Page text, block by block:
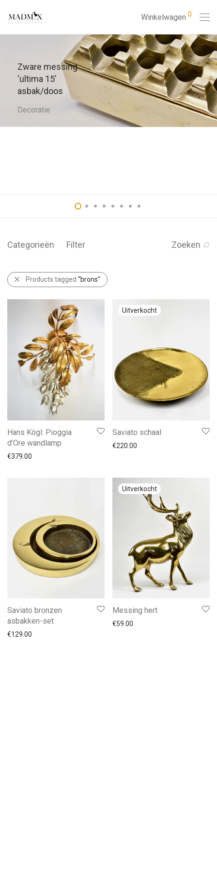
Winkelwagen 0
Zware messing
‘ultima 15’
asbak/doos
Decoratie
Categorieën Filter Zoeken
Products tagged “brons”
Hans Kögl: Pioggia
d’Ore wandlamp
€379.00
Saviato schaal
€220.00
Saviato bronzen
asbakken-set
€129.00
Messing hert
€59.00